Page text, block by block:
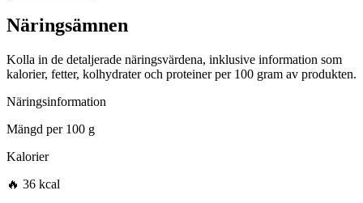
Näringsämnen
Kolla in de detaljerade näringsvärdena, inklusive information som
kalorier, fetter, kolhydrater och proteiner per 100 gram av produkten.
Näringsinformation
Mängd per100 g
Kalorier
🔥 36 kcal